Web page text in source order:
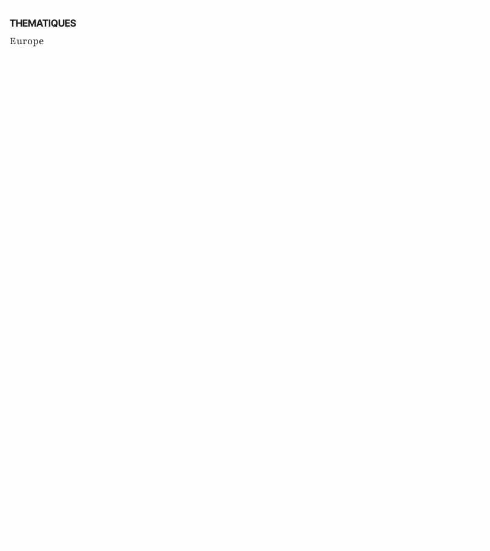
THEMATIQUES
Europe